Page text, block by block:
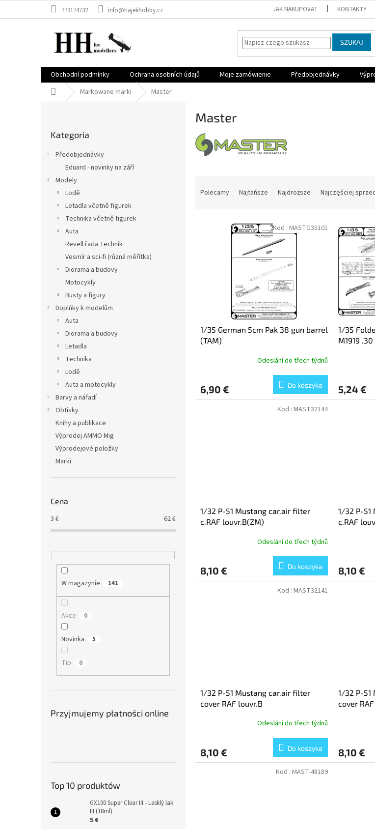
773174732 info@hajekhobby.cz JAK NAKUPOVAT KONTAKTY
SZUKAJ
Obchodní podmínky Ochrana osobních údajů Moje zamówienie Předobjednávky
Home Markowane marki Master
kategorie
Kategoria
Předobjednávky
Eduard - novinky na září
Modely
Lodě
Letadla včetně figurek
Technika včetně figurek
Auta
Revell řada Technik
Vesmír a sci-fi (různá měřítka)
Diorama a budovy
Motocykly
Busty a figury
Doplňky k modelům
Auta
Diorama a budovy
Letadla
Technika
Lodě
Auta a motocykly
Barvy a nářadí
Obtisky
Knihy a publikace
Výprodej AMMO Mig
Výprodejové položky
Marki
Cena
3 € 62€
W magazynie 141
Akce 0
Novinka 5
Tip 0
Przyjmujemy płatności online
Top 10 produktów
GX100 Super Clear III - Lesklý lak
III (18ml)
5 €
Master
Polecamy Najtańsze Najdroższe Najczęściej
1/35 German 5cm Pak 38 gun barrel
(TAM)
Odeslání do třech týdnů
6,90 € Do koszyka
Kod : MASTG35101
1/35
M1919
5,24 €
1/32 P-51 Mustang car.air filter
c.RAF louvr.B(ZM)
Odeslání do třech týdnů
8,10 € Do koszyka
Kod : MAST32144
1/32 P-
c.RAF
8,10 €
1/32 P-51 Mustang car.air filter
cover RAF louvr.B
Odeslání do třech týdnů
8,10 € Do koszyka
Kod : MAST32141
1/32 P-
cover
8,10 €
Kod : MAST-48189